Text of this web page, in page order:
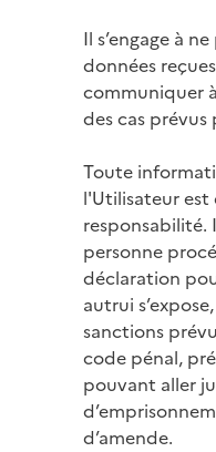
Il s’engage à
données
communiquer
des cas prévus
Toute
l'Utilisateur est
personne
déclaration
autrui
sanctions
code pénal,
pouvant aller
d’amende.